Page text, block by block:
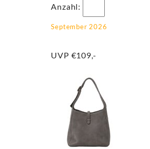
Anzahl:
September 2026
UVP €109,-